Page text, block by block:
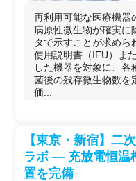
再利用可能な医療機器
病原性微生物が確実に
タで示すことが求めら
使用説明書（IFU）ま
した機器を対象に、
菌後の残存微生物数を
価...
【東京・新宿】二
ラボ — 充放電恒温
置を完備